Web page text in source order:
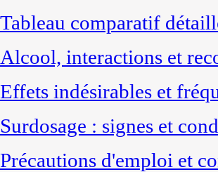
Tableau comparatif
Alcool, interactions et
Effets indésirables et
Surdosage : signes et
Précautions d'emploi et